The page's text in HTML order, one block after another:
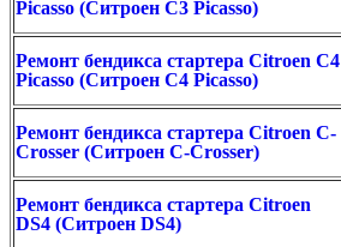
Picasso (Ситроен C3 Picasso)
Ремонт бендикса стартера Citroen C4
Picasso (Ситроен C4 Picasso)
Ремонт бендикса стартера Citroen C-
Crosser (Ситроен C-Crosser)
Ремонт бендикса стартера Citroen
DS4 (Ситроен DS4)